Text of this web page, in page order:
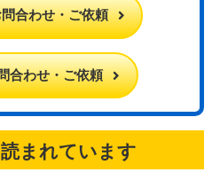
合わせ・ご依頼
合わせ・ご依頼
まれています